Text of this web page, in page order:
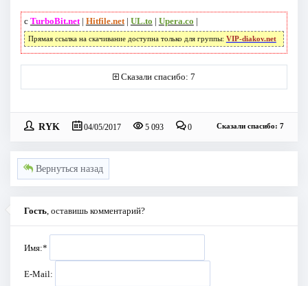
с TurboBit.net| Hitfile.net| UL.to | Upera.co |
Прямая ссылка на скачивание доступна только для группы: VIP-diakov.net
Сказали спасибо: 7
RYK 04/05/2017 5 093 0 Сказали спасибо: 7
Вернуться назад
Гость, оставишь комментарий?
Имя:*
E-Mail: